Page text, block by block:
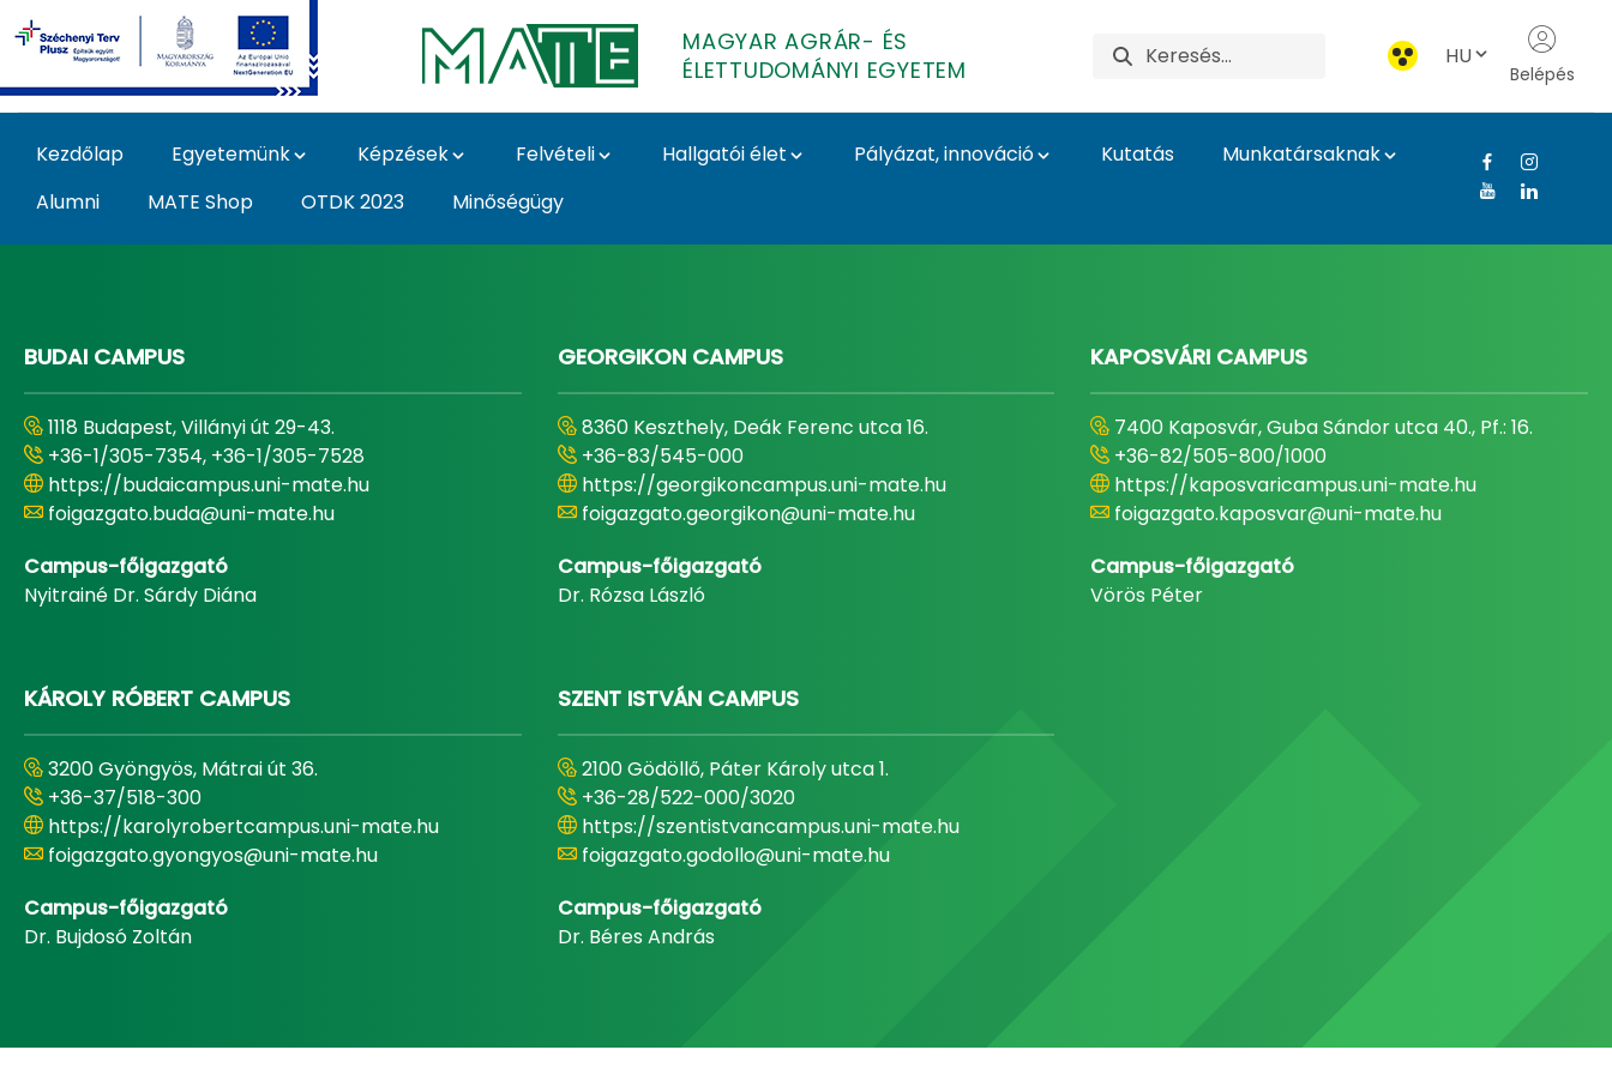
Ugrás a fő tartalomhoz
MAGYAR AGRÁR- ÉS
ÉLETTUDOMÁNYI EGYETEM
HU
Belépés
Kezdőlap Egyetemünk Képzések Felvételi Hallgatói élet Pályázat, innováció Kutatás
Munkatársaknak
Alumni
MATE Shop OTDK 2023 Minőségügy
BUDAI CAMPUS
1118 Budapest, Villányi út 29-43.
+36-1/305-7354, +36-1/305-7528
https://budaicampus.uni-mate.hu
foigazgato.buda@uni-mate.hu
Campus-főigazgató
Nyitrainé Dr. Sárdy Diána
GEORGIKON CAMPUS
8360 Keszthely, Deák Ferenc utca 16.
+36-83/545-000
https://georgikoncampus.uni-mate.hu
foigazgato.georgikon@uni-mate.hu
Campus-főigazgató
Dr. Rózsa László
KAPOSVÁRI CAMPUS
7400 Kaposvár, Guba Sándor utca 40., Pf.: 16.
+36-82/505-800/1000
https://kaposvaricampus.uni-mate.hu
foigazgato.kaposvar@uni-mate.hu
Campus-főigazgató
Vörös Péter
KÁROLY RÓBERT CAMPUS
3200 Gyöngyös, Mátrai út 36.
+36-37/518-300
https://karolyrobertcampus.uni-mate.hu
foigazgato.gyongyos@uni-mate.hu
Campus-főigazgató
Dr. Bujdosó Zoltán
SZENT ISTVÁN CAMPUS
2100 Gödöllő, Páter Károly utca 1.
+36-28/522-000/3020
https://szentistvancampus.uni-mate.hu
foigazgato.godollo@uni-mate.hu
Campus-főigazgató
Dr. Béres András